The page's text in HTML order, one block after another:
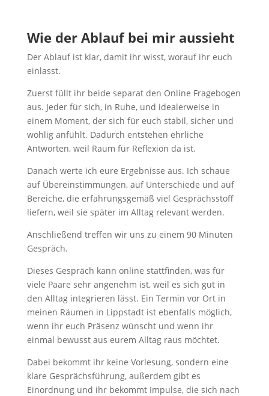
Wie der Ablauf bei mir aussieht
Der Ablauf ist klar, damit ihr wisst, worauf ihr euch
einlasst.
Zuerst füllt ihr beide separat den Online Fragebogen
aus. Jeder für sich, in Ruhe, und idealerweise in
einem Moment, der sich für euch stabil, sicher und
wohlig anfühlt. Dadurch entstehen ehrliche
Antworten, weil Raum für Reflexion da ist.
Danach werte ich eure Ergebnisse aus. Ich schaue
auf Übereinstimmungen, auf Unterschiede und auf
Bereiche, die erfahrungsgemäß viel Gesprächsstoff
liefern, weil sie später im Alltag relevant werden.
Anschließend treffen wir uns zu einem 90 Minuten
Gespräch.
Dieses Gespräch kann online stattfinden, was für
viele Paare sehr angenehm ist, weil es sich gut in
den Alltag integrieren lässt. Ein Termin vor Ort in
meinen Räumen in Lippstadt ist ebenfalls möglich,
wenn ihr euch Präsenz wünscht und wenn ihr
einmal bewusst aus eurem Alltag raus möchtet.
Dabei bekommt ihr keine Vorlesung, sondern eine
klare Gesprächsführung, außerdem gibt es
Einordnung und ihr bekommt Impulse, die sich nach